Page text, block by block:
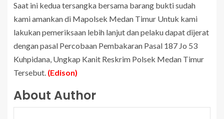
Saat ini kedua tersangka bersama barang bukti sudah
kami amankan di Mapolsek Medan Timur Untuk kami
lakukan pemeriksaan lebih lanjut dan pelaku dapat dijerat
dengan pasal Percobaan Pembakaran Pasal 187 Jo 53
Kuhpidana, Ungkap Kanit Reskrim Polsek Medan Timur
Tersebut. (Edison)
About Author